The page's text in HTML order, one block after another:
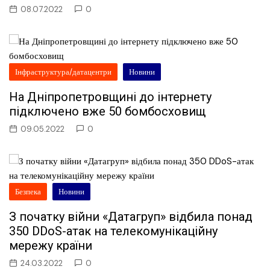
08.07.2022 0
Інфраструктура/датацентри Новини
На Дніпропетровщині до інтернету
підключено вже 50 бомбосховищ
09.05.2022 0
Безпека Новини
З початку війни «Датагруп» відбила понад
350 DDoS-атак на телекомунікаційну
мережу країни
24.03.2022 0